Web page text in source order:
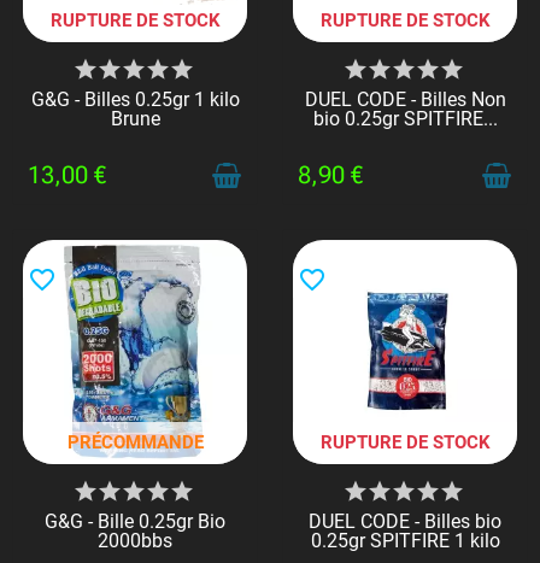
RUPTURE DE STOCK
G&G - Billes 0.25gr 1 kilo
Brune
13,00 €
RUPTURE DE STOCK
DUEL CODE - Billes Non
bio 0.25gr SPITFIRE...
8,90 €
PRÉCOMMANDE
favorite_border
G&G - Bille 0.25gr Bio
2000bbs
RUPTURE DE STOCK
favorite_border
DUEL CODE - Billes bio
0.25gr SPITFIRE 1 kilo